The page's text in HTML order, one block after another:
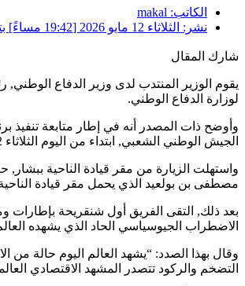
الكاتب: makal
نشر: الثلاثاء 12 مايو 2026 [19:42 مساءً] بتوقيت الجزائر
شارك المقال
يقوم الوزير المنتدب لدى وزير الدفاع
لوزارة الدفاع الوطني.
الجيش الوطني الشعبي, ابتداء من اليوم الثلاثاء 12 ماي 2026, بزيارة عمل وتفتيش إلى الناحية العسكرية الثالثة.
واستهلت الزيارة من مقر قيادة الناحية
مصطفى بن بولعيد الذي يحمل مقر قيادة
بعد ذلك, التقى الفريق أول شنقريحة بإطارات
الاضطراب الجيوسياسي الحاد الذي يشهده
وقال بهذا الصدد: “يشهد العالم اليوم حالة
التضخم والركود تتصدر المشهد الاقتصادي